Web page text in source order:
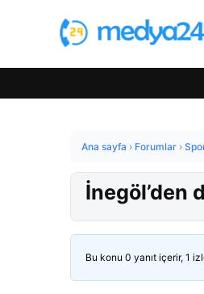
Ana sayfa › Forumlar ›
İnegöl’den
Bu konu 0 yanıt içerir, 1